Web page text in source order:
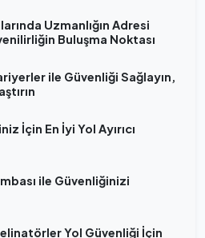
Uzmanlığın Adresi
Buluşma Noktası
ile Güvenliği Sağlayın,
İçin En İyi Yol Ayırıcı
ile Güvenliğinizi
Yol Güvenliği İçin